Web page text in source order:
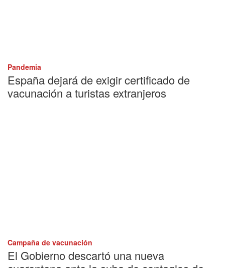
Pandemia
España dejará de exigir certificado de
vacunación a turistas extranjeros
Campaña de vacunación
El Gobierno descartó una nueva